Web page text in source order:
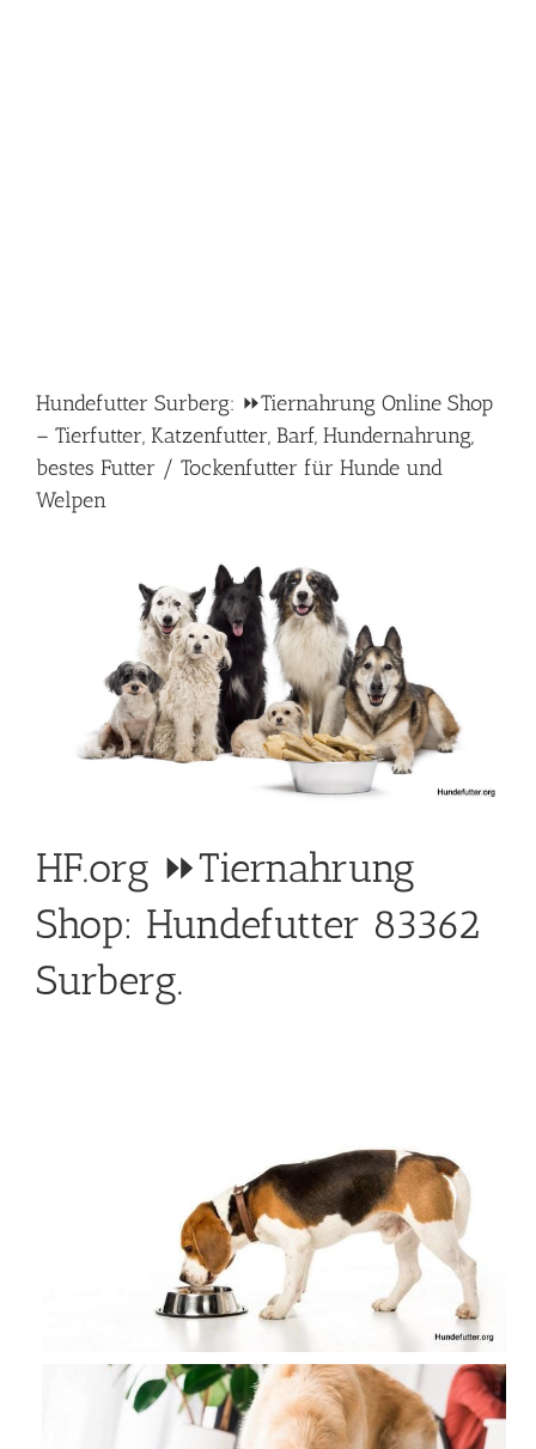
Hundefutter Surberg: ⏩Tiernahrung Online Shop
– Tierfutter, Katzenfutter, Barf, Hundernahrung,
bestes Futter / Tockenfutter für Hunde und
Welpen
HF.org ⏩Tiernahrung
Shop: Hundefutter 83362
Surberg.